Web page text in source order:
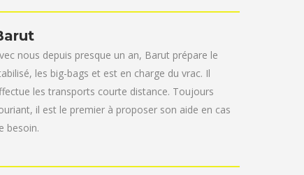
nous depuis presque un an, Barut prépare le
les big-bags et est en charge du vrac. Il
les transports courte distance. Toujours
il est le premier à proposer son aide en cas
besoin.